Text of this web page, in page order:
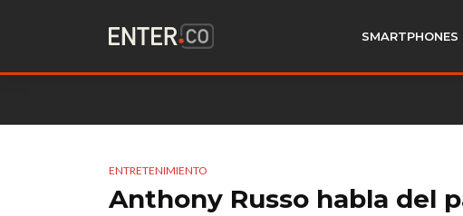
SMARTPHONES
ENTRETENIMIENTO
Anthony Russo habla del